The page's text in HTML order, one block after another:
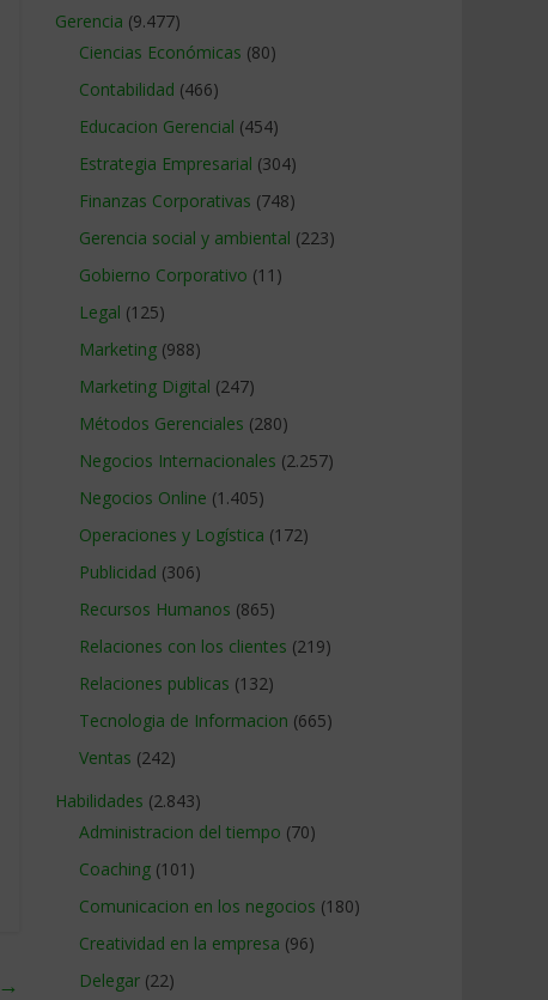
→
Gerencia (9.477)
Ciencias Económicas (80)
Contabilidad (466)
Educacion Gerencial (454)
Estrategia Empresarial (304)
Finanzas Corporativas (748)
Gerencia social y ambiental (223)
Gobierno Corporativo (11)
Legal (125)
Marketing (988)
Marketing Digital (247)
Métodos Gerenciales (280)
Negocios Internacionales (2.257)
Negocios Online (1.405)
Operaciones y Logística (172)
Publicidad (306)
Recursos Humanos (865)
Relaciones con los clientes (219)
Relaciones publicas (132)
Tecnologia de Informacion (665)
Ventas (242)
Habilidades (2.843)
Administracion del tiempo (70)
Coaching (101)
Comunicacion en los negocios (180)
Creatividad en la empresa (96)
Delegar (22)